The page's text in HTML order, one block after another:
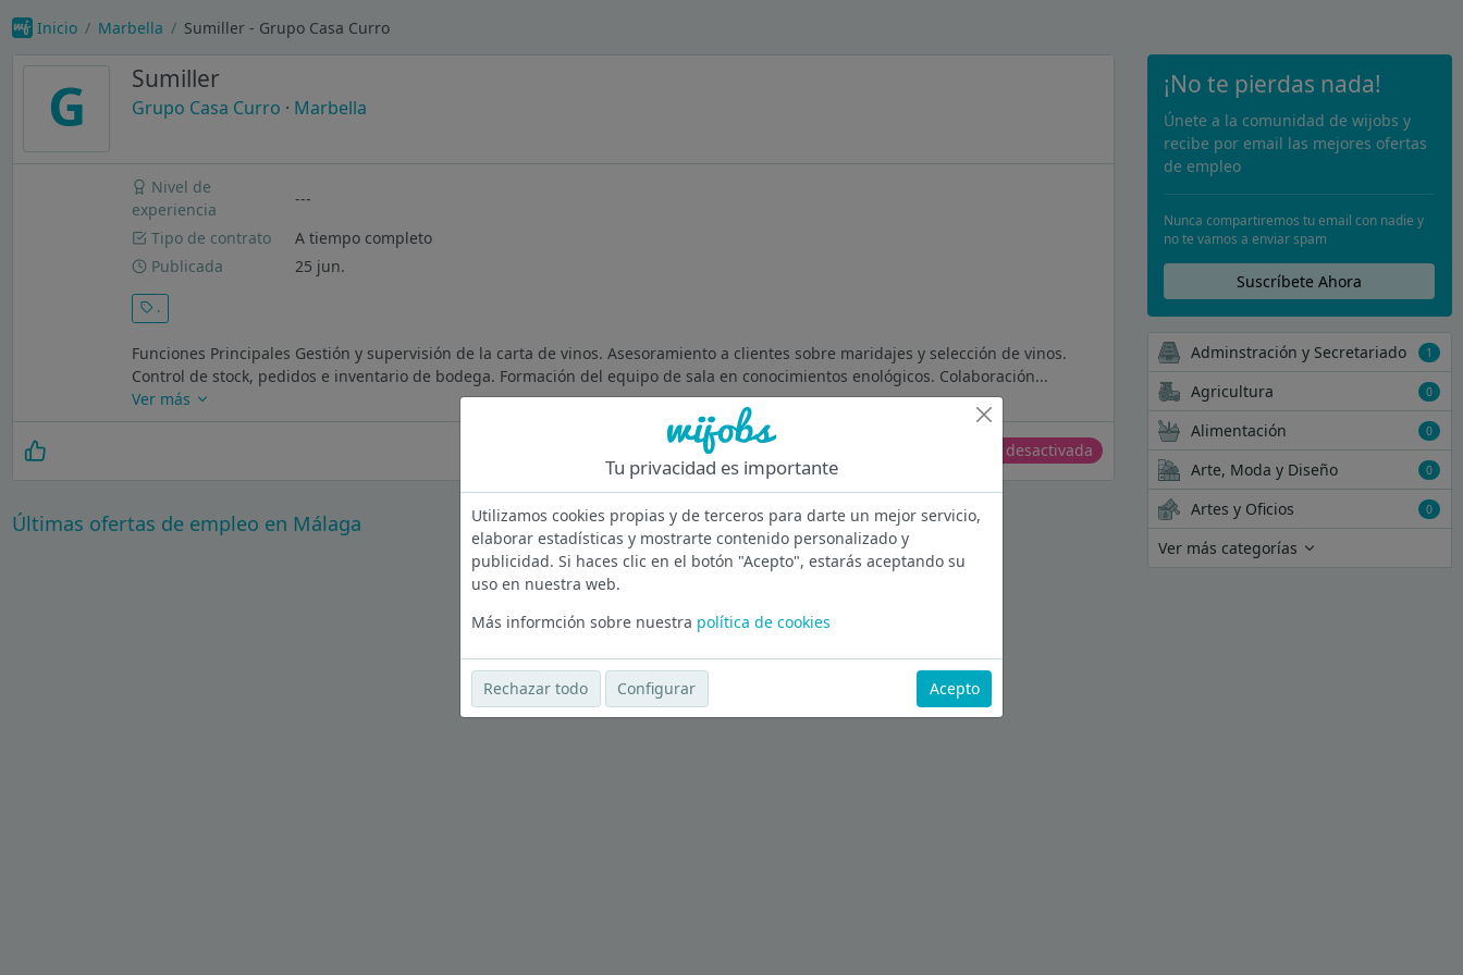
Inicio Marbella Sumiller - Grupo Casa Curro
G Sumiller
Grupo Casa Curro · Marbella
Nivel de
experiencia
---
Tipo de contrato
A tiempo completo
Publicada
25 jun.
.
Funciones Principales Gestión y supervisión de la carta de vinos. Asesoramiento a clientes sobre maridajes y selección de vinos.
Control de stock, pedidos e inventario de bodega. Formación del equipo de sala en conocimientos enológicos. Colaboración...
Ver más
Oferta desactivada
Últimas ofertas de empleo en Málaga
Ver más ofertas
¡No te pierdas nada!
Únete a la comunidad de wijobs y
recibe por email las mejores ofertas
de empleo
Nunca compartiremos tu email con nadie y
no te vamos a enviar spam
Suscríbete Ahora
Adminstración y Secretariado 1
Agricultura 0
Alimentación 0
Arte, Moda y Diseño 0
Artes y Oficios 0
Ver más categorías
Tu privacidad es importante
Utilizamos cookies propias y de terceros para darte un mejor servicio,
elaborar estadísticas y mostrarte contenido personalizado y
publicidad. Si haces clic en el botón "Acepto", estarás aceptando su
uso en nuestra web.
Más informción sobre nuestra política de cookies
Rechazar todo Configurar Acepto